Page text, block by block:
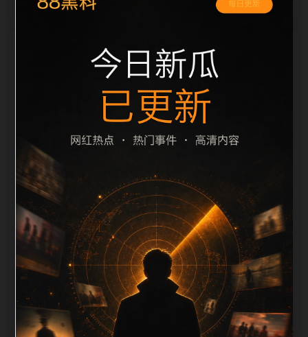
栏目内容归集
间识别一致主题。后续每日采集时，建议继续执行远程
图片本地化、坏图默认图兜底、标题去重和 description
长度过滤。如果同一主题下有多个相近页面，应通过不
同角度补充事件背景、访问场景、相关问题或专题入
口，降低站群页面之间的重复感。页面底部保留同类推
荐、上一篇下一篇和 sitemap 入口，保证重要页面点击
深度尽量控制在三次以内。正文维护时可按用户搜索路
径补充三类信息：入口是否稳定、同栏目还有哪些可继
续阅读、移动端打开时图片和摘要是否一致。每次新增
内容后同步检查标题、description、canonical、主题
图、alt、title和推荐链接，确保页面既能被搜索引擎理
解，也能让真实用户